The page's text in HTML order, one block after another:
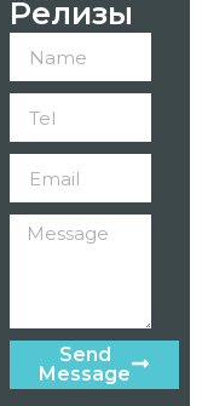
Релизы
Send
Message